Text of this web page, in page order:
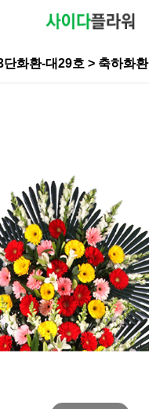
화환-대29호 > 축하화환